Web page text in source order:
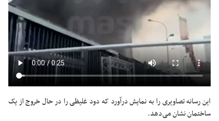
این رسانه تصاویری را به نمایش درآورد که دود غلیظی را در حال خروج از یک
ساختمان نشان می‌دهد.